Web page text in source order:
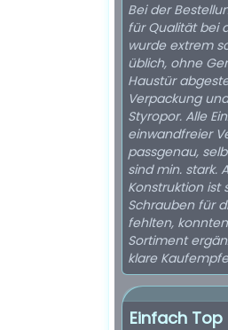
Bei der
für Qualität bei
wurde extrem
üblich, ohne
Haustür
Verpackung
Styropor. Alle
einwandfreier
passgenau,
sind min. stark.
Konstruktion ist
Schrauben für
fehlten,
Sortiment
klare
Einfach Top